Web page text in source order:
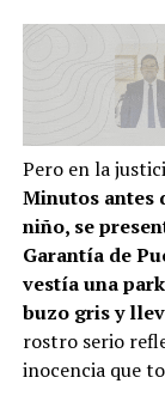
Pero en la
Minutos antes
niño, se
Garantía de
vestía una
buzo gris y
rostro serio
inocencia que